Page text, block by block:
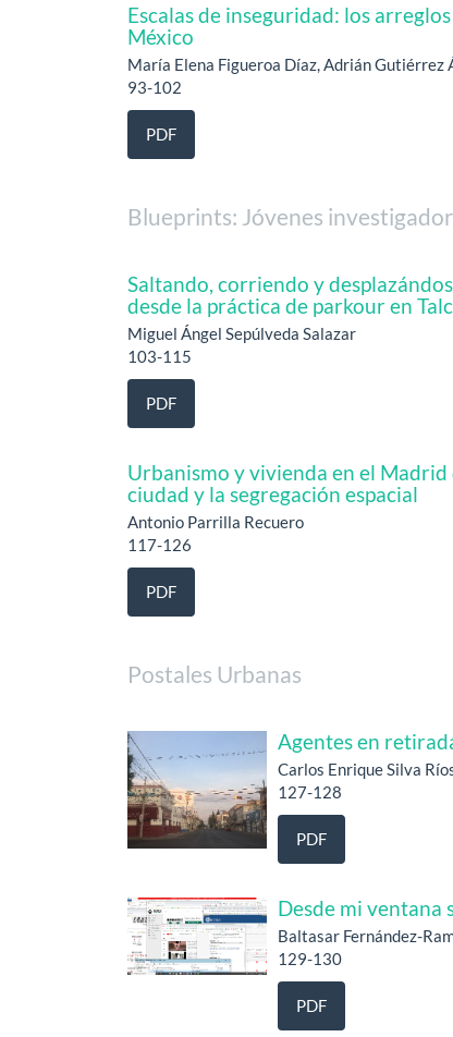
Escalas de inseguridad: los
México
María Elena Figueroa Díaz, Adrián Gutiérrez
93-102
PDF
Blueprints: Jóvenes
Saltando, corriendo y
desde la práctica de parkour en
Miguel Ángel Sepúlveda Salazar
103-115
PDF
Urbanismo y vivienda en el Madrid
ciudad y la segregación espacial
Antonio Parrilla Recuero
117-126
PDF
Postales Urbanas
Agentes en
Carlos Enrique Silva
127-128
PDF
Desde mi ventana
Baltasar Fernández-
129-130
PDF